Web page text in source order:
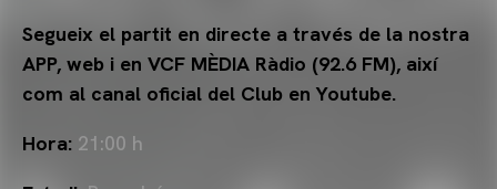
Segueix el partit en directe a través de la nostra
APP, web i en VCF MÈDIA Ràdio (92.6 FM), així
com al canal oficial del Club en Youtube.
Hora: 21:00 h